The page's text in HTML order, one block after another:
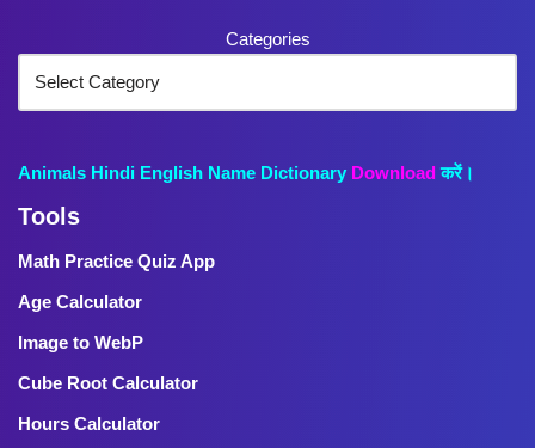
Categories
Animals Hindi English Name Dictionary Download करें।
Tools
Math Practice Quiz App
Age Calculator
Image to WebP
Cube Root Calculator
Hours Calculator